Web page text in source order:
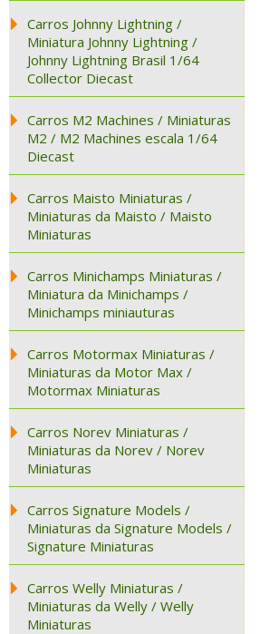
Carros Johnny Lightning /
Miniatura Johnny Lightning /
Johnny Lightning Brasil 1/64
Collector Diecast
Carros M2 Machines / Miniaturas
M2 / M2 Machines escala 1/64
Diecast
Carros Maisto Miniaturas /
Miniaturas da Maisto / Maisto
Miniaturas
Carros Minichamps Miniaturas /
Miniatura da Minichamps /
Minichamps miniauturas
Carros Motormax Miniaturas /
Miniaturas da Motor Max /
Motormax Miniaturas
Carros Norev Miniaturas /
Miniaturas da Norev / Norev
Miniaturas
Carros Signature Models /
Miniaturas da Signature Models /
Signature Miniaturas
Carros Welly Miniaturas /
Miniaturas da Welly / Welly
Miniaturas